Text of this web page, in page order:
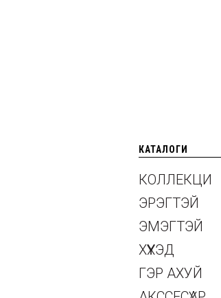
КАТАЛОГИ
КОЛЛЕКЦИ
ЭРЭГТЭЙ
ЭМЭГТЭЙ
ХҮҮХЭД
ГЭР АХУЙ